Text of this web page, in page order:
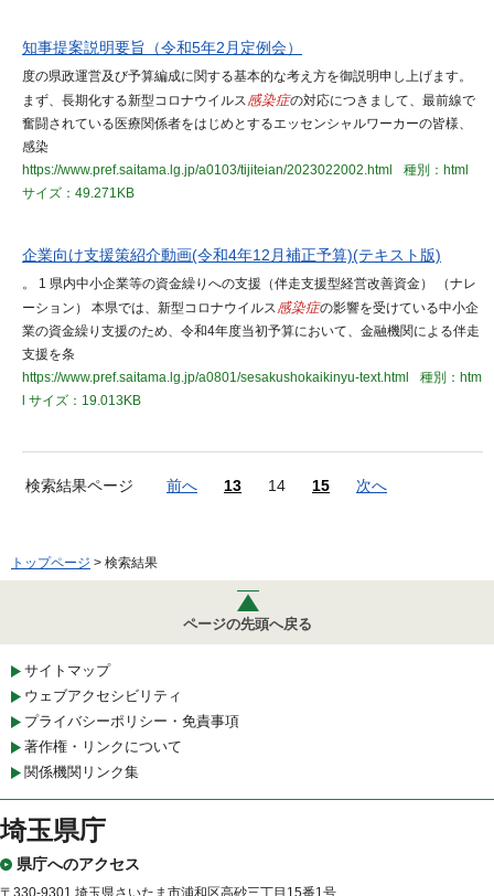
知事提案説明要旨（令和5年2月定例会）
度の県政運営及び予算編成に関する基本的な考え方を御説明申し上げます。
まず、長期化する新型コロナウイルス感染症の対応につきまして、最前線で
奮闘されている医療関係者をはじめとするエッセンシャルワーカーの皆様、
感染
https://www.pref.saitama.lg.jp/a0103/tijiteian/2023022002.html
種別：html
サイズ：49.271KB
企業向け支援策紹介動画(令和4年12月補正予算)(テキスト版)
。 1 県内中小企業等の資金繰りへの支援（伴走支援型経営改善資金） （ナレ
ーション） 本県では、新型コロナウイルス感染症の影響を受けている中小企
業の資金繰り支援のため、令和4年度当初予算において、金融機関による伴走
支援を条
https://www.pref.saitama.lg.jp/a0801/sesakushokaikinyu-text.html
種別：htm
サイズ：19.013KB
検索結果ページ 前へ 13 14 15 次へ
トップページ > 検索結果
ページの先頭へ戻る
サイトマップ
ウェブアクセシビリティ
プライバシーポリシー・免責事項
著作権・リンクについて
関係機関リンク集
埼玉県庁
県庁へのアクセス
〒330-9301 埼玉県さいたま市浦和区高砂三丁目15番1号